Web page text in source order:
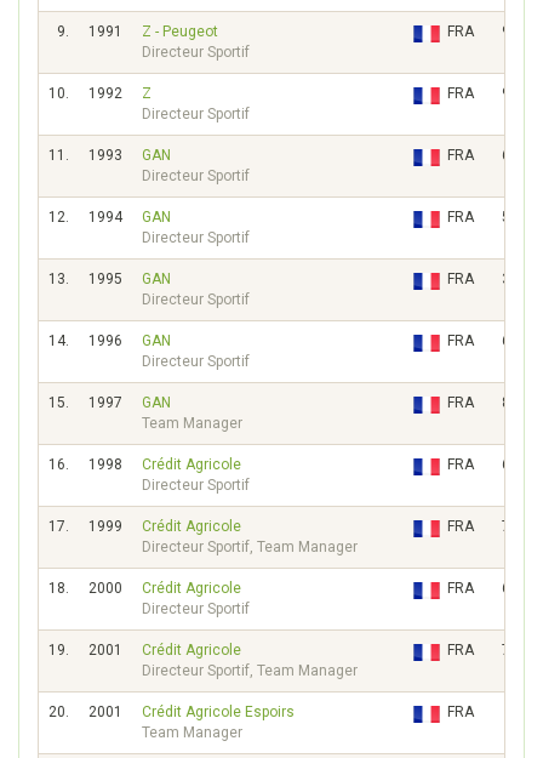
9. 1991
Z - Peugeot
Directeur Sportif
FRA 9083
10. 1992
Z
Directeur Sportif
FRA 9494
11. 1993
GAN
Directeur Sportif
FRA 6508
12. 1994
GAN
Directeur Sportif
FRA 5025
13. 1995
GAN
Directeur Sportif
FRA 3611
14. 1996
GAN
Directeur Sportif
FRA 6581
15. 1997
GAN
Team Manager
FRA 8583
16. 1998
Crédit Agricole
Directeur Sportif
FRA 6565
17. 1999
Crédit Agricole
Directeur Sportif, Team Manager
FRA 7391
18. 2000
Crédit Agricole
Directeur Sportif
FRA 6072
19. 2001
Crédit Agricole
Directeur Sportif, Team Manager
FRA 7667
20. 2001
Crédit Agricole Espoirs
Team Manager
FRA